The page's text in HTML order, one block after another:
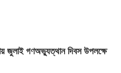
জুলাই গণঅভ্যুত্থান দিবস উপলক্ষে